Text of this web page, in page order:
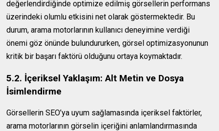
değerlendirdiğinde optimize edilmiş görsellerin performans
üzerindeki olumlu etkisini net olarak göstermektedir. Bu
durum, arama motorlarının kullanıcı deneyimine verdiği
önemi göz önünde bulundururken, görsel optimizasyonunun
kritik bir başarı faktörü olduğunu ortaya koymaktadır.
5.2. İçeriksel Yaklaşım: Alt Metin ve Dosya
İsimlendirme
Görsellerin SEO’ya uyum sağlamasında içeriksel faktörler,
arama motorlarının görselin içeriğini anlamlandırmasında